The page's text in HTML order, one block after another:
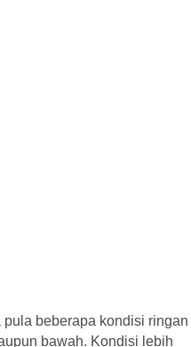
beberapa kondisi ringan
bawah. Kondisi lebih